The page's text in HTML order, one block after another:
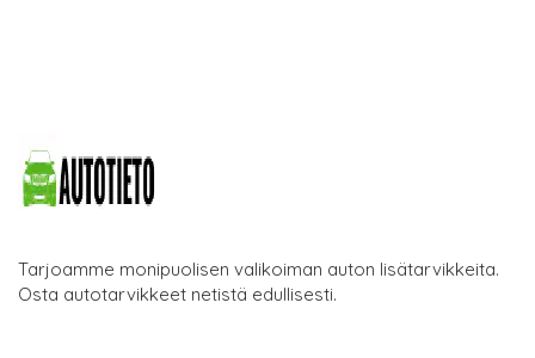
Tarjoamme monipuolisen valikoiman auton lisätarvikkeita.
Osta autotarvikkeet netistä edullisesti.